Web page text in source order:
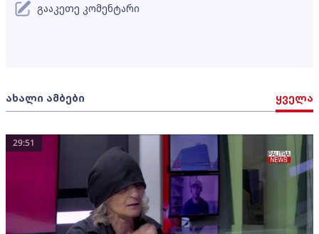
ახალი ამბები ყველა
29:51
გააკეთე კომენტარი